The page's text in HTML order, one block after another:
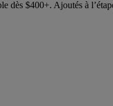
dès $400+. Ajoutés à